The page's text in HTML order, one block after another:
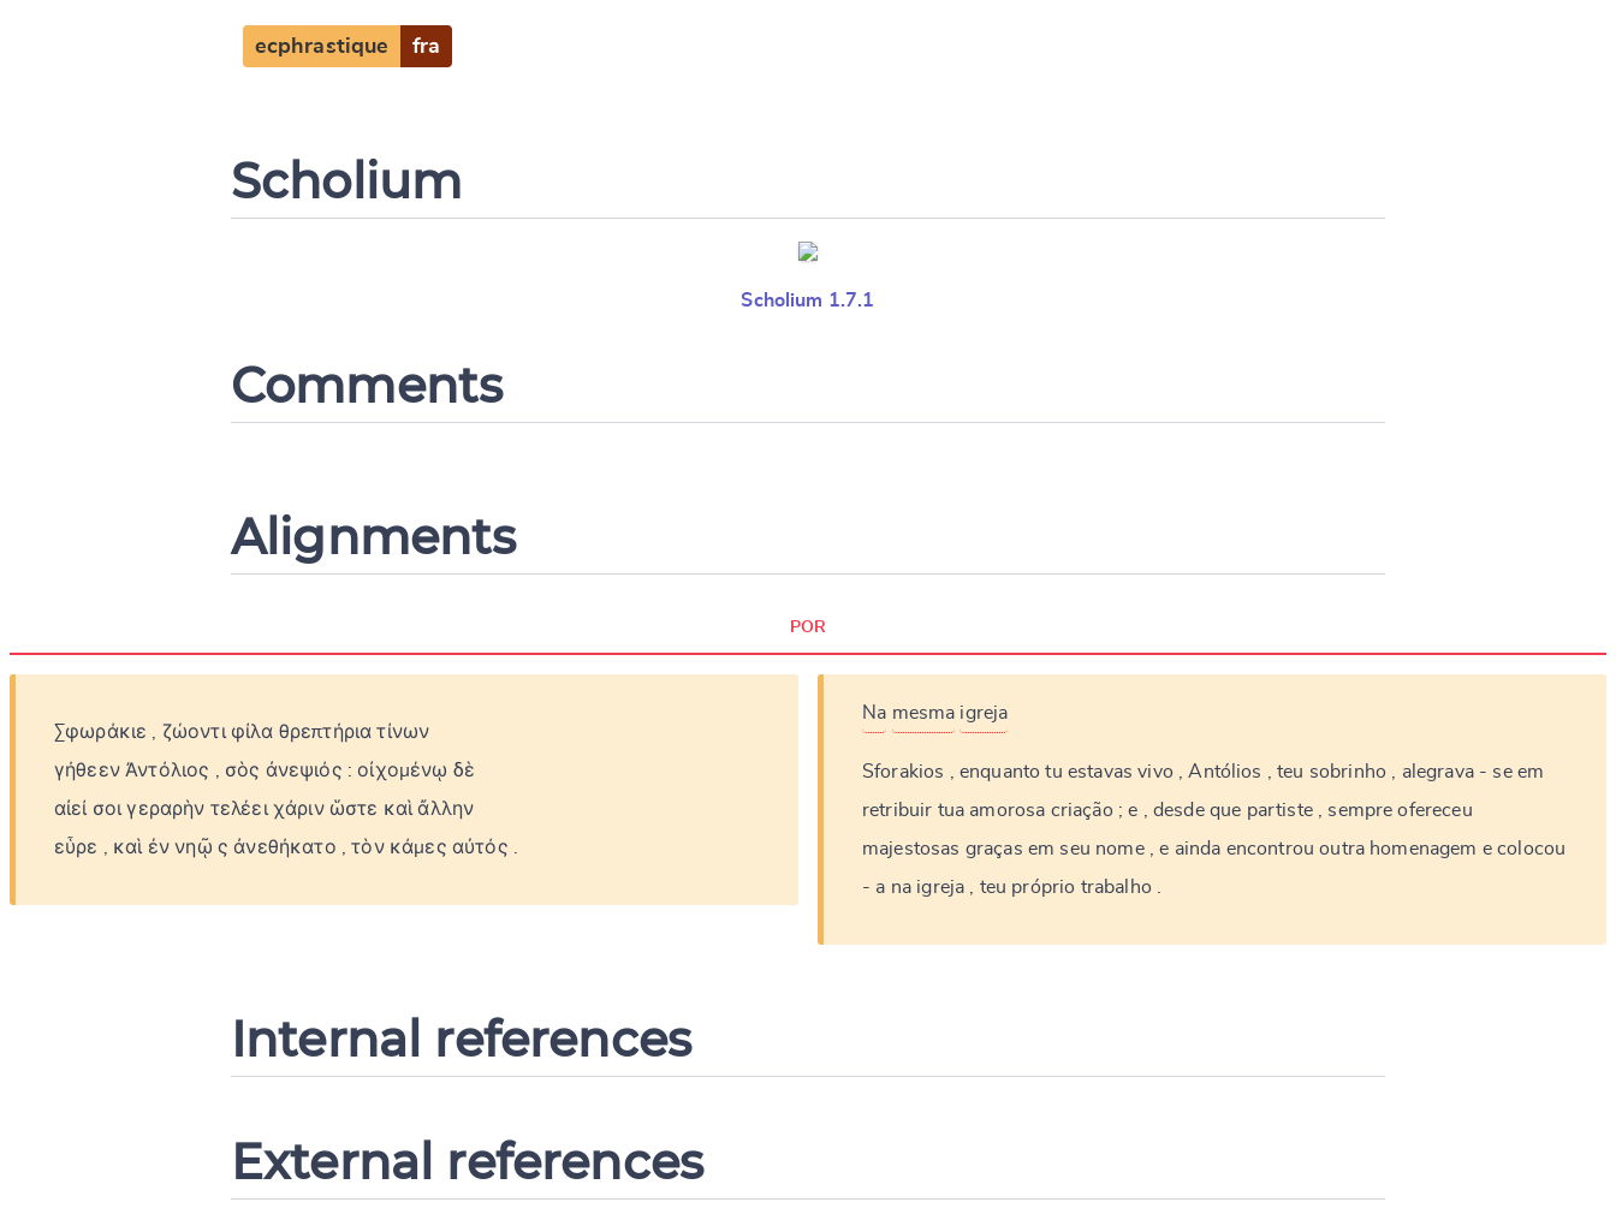
ecphrastique fra
Scholium
Scholium 1.7.1
Comments
Alignments
POR
Σφωράκιε , ζώοντι φίλα θρεπτήρια τίνων
γήθεεν Ἀντόλιος , σὸς ἀνεψιός : οἰχομένῳ δὲ
αἰεί σοι γεραρὴν τελέει χάριν ὥστε καὶ ἄλλην
εὗρε , καὶ ἐν νηῷ ς ἀνεθήκατο , τὸν κάμες αὐτός .
Na mesma igreja
Sforakios enquanto tu estavas vivo Antólios teu sobrinho alegrava - se em
retribuir tua amorosa criação ; e desde que partiste sempre ofereceu
majestosas graças em seu nome e ainda encontrou outra homenagem e colocou
- a na igreja teu próprio trabalho
Internal references
External references